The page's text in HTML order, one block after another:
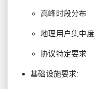
高峰时段分布
地理用户集中度
协议特定要求
基础设施要求: